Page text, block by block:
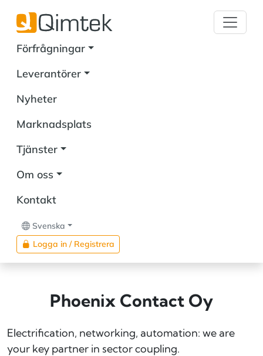
Förfrågningar
Leverantörer
Nyheter
Marknadsplats
Tjänster
Om oss
Kontakt
Svenska
Logga in / Registrera
Phoenix Contact Oy
Electrification, networking, automation: we are
your key partner in sector coupling.